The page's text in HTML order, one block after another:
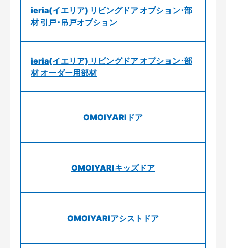
ieria(イエリア) リビングドア オプション･部
材 引戸･吊戸オプション
ieria(イエリア) リビングドア オプション･部
材 オーダー用部材
OMOIYARIドア
OMOIYARIキッズドア
OMOIYARIアシストドア